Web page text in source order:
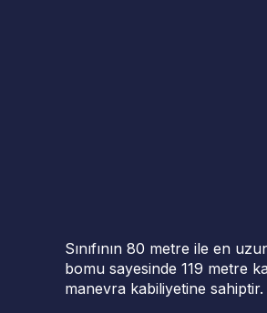
Sınıfının 80 metre ile en
bomu sayesinde 119 metre
manevra kabiliyetine